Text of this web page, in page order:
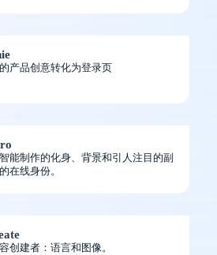
产品创意转化为登录页
能制作的化身、背景和引人注目的副
在线身份。
创建者：语言和图像。